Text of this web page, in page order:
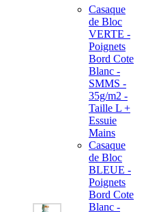
Casaque
de Bloc
VERTE -
Poignets
Bord Cote
Blanc -
SMMS -
35g/m2 -
Taille L +
Essuie
Mains
Casaque
de Bloc
BLEUE -
Poignets
Bord Cote
Blanc -